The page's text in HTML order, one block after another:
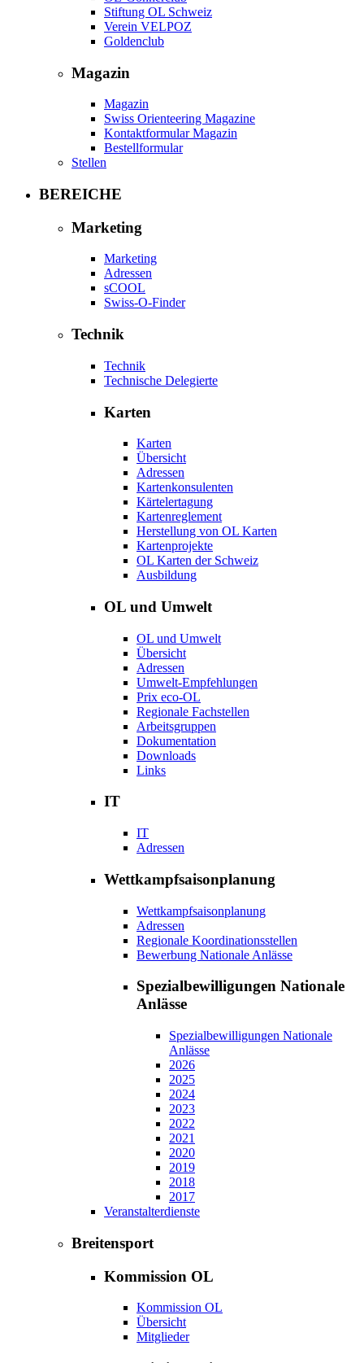
Stiftung OL Schweiz
Verein VELPOZ
Goldenclub
Magazin
Magazin
Swiss Orienteering Magazine
Kontaktformular Magazin
Bestellformular
Stellen
BEREICHE
Marketing
Marketing
Adressen
sCOOL
Swiss-O-Finder
Technik
Technik
Technische Delegierte
Karten
Karten
Übersicht
Adressen
Kartenkonsulenten
Kärtelertagung
Kartenreglement
Herstellung von OL Karten
Kartenprojekte
OL Karten der Schweiz
Ausbildung
OL und Umwelt
OL und Umwelt
Übersicht
Adressen
Umwelt-Empfehlungen
Prix eco-OL
Regionale Fachstellen
Arbeitsgruppen
Dokumentation
Downloads
Links
IT
IT
Adressen
Wettkampfsaisonplanung
Wettkampfsaisonplanung
Adressen
Regionale Koordinationsstellen
Bewerbung Nationale Anlässe
Spezialbewilligungen Nationale
Anlässe
Spezialbewilligungen Nationale
Anlässe
2026
2025
2024
2023
2022
2021
2020
2019
2018
2017
Veranstalterdienste
Breitensport
Kommission OL
Kommission OL
Übersicht
Mitglieder